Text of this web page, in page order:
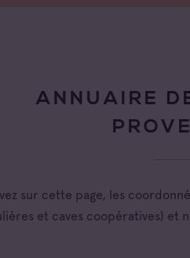
ANNUAIRE
sur cette page, les
et caves coopératives) et